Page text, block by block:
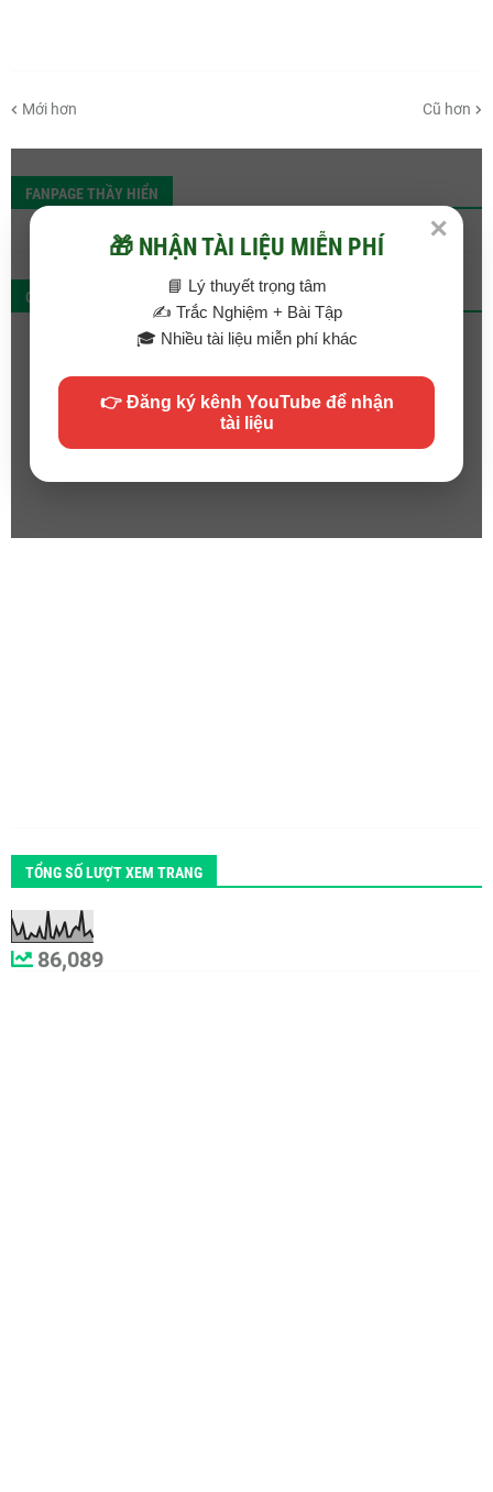
Mới hơn Cũ hơn
✕
🎁 NHẬN TÀI LIỆU MIỄN PHÍ
📘 Lý thuyết trọng tâm
✍️ Trắc Nghiệm + Bài Tập
🎓 Nhiều tài liệu miễn phí khác
👉 Đăng ký kênh YouTube để nhận
tài liệu
FANPAGE THẦY HIỂN
QC
TỔNG SỐ LƯỢT XEM TRANG
86,089